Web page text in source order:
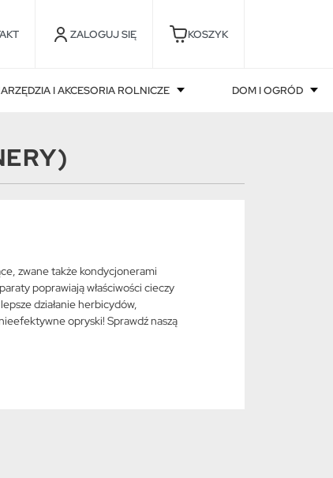
ZALOGUJ SIĘ KOSZYK
I AKCESORIA ROLNICZE DOM I OGRÓD
zwane także kondycjonerami
poprawiają właściwości cieczy
działanie herbicydów,
opryski! Sprawdź naszą